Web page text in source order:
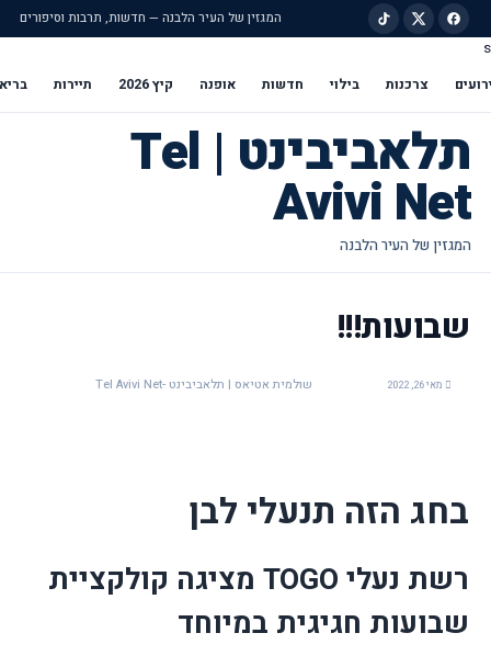
המגזין של העיר הלבנה — חדשות, תרבות וסיפורים
s
צרכנות בילוי חדשות אופנה קיץ 2026 תיירות
תלאביבינט | Tel
Avivi Net
שבועות!!!
מאי 26, 2022 שולמית אטיאס | תלאביבינט -Tel Avivi Net
בחג הזה תנעלי לבן
רשת נעלי TOGO מציגה קולקציית
שבועות חגיגית במיוחד